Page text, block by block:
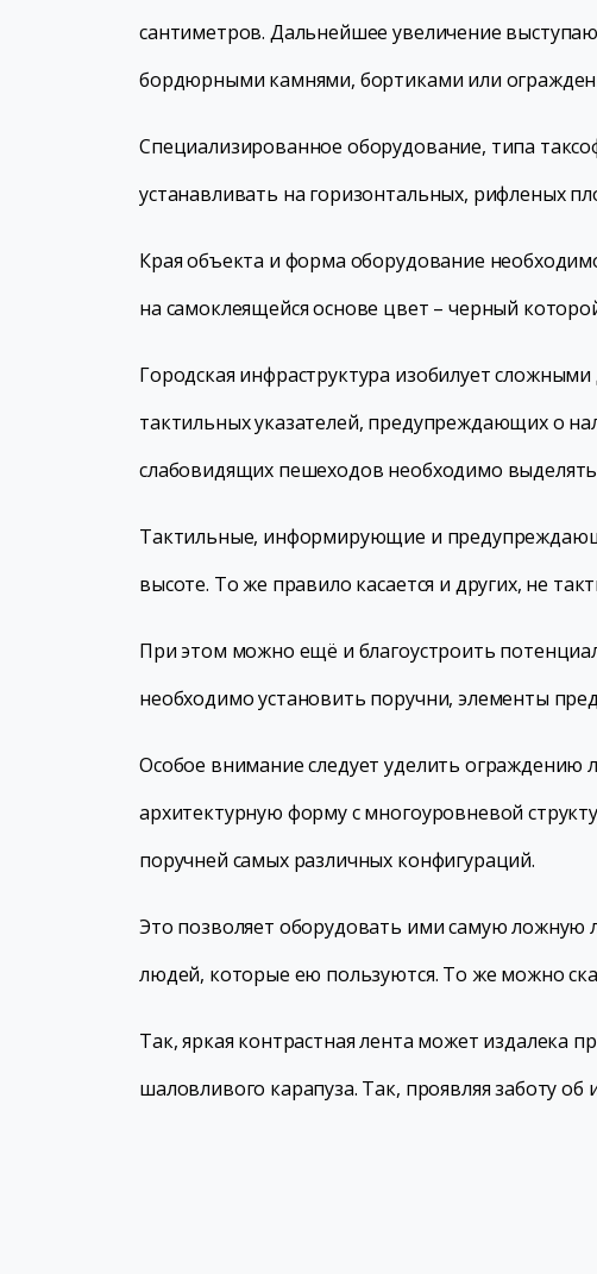
сантиметров. Дальнейшее увеличение
бордюрными камнями, бортиками или
Специализированное оборудование, типа
устанавливать на горизонтальных, рифленых
Края объекта и форма оборудование
на самоклеящейся основе цвет – черный
Городская инфраструктура изобилует
тактильных указателей, предупреждающих о
слабовидящих пешеходов необходимо
Тактильные, информирующие и
высоте. То же правило касается и других, не
При этом можно ещё и благоустроить
необходимо установить поручни, элементы
Особое внимание следует уделить ограждению
архитектурную форму с многоуровневой
поручней самых различных конфигураций.
Это позволяет оборудовать ими самую ложную
людей, которые ею пользуются. То же можно
Так, яркая контрастная лента может издалека
шаловливого карапуза. Так, проявляя заботу